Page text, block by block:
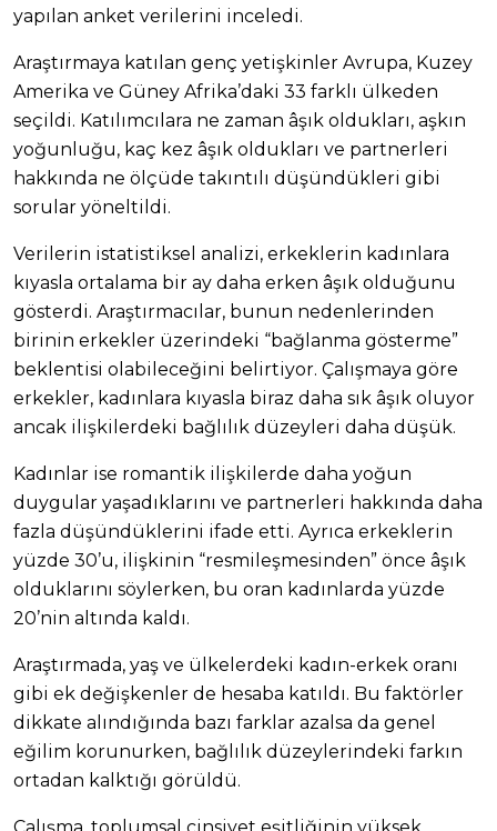
yapılan anket verilerini inceledi.
Araştırmaya katılan genç yetişkinler Avrupa, Kuzey
Amerika ve Güney Afrika’daki 33 farklı ülkeden
seçildi. Katılımcılara ne zaman âşık oldukları, aşkın
yoğunluğu, kaç kez âşık oldukları ve partnerleri
hakkında ne ölçüde takıntılı düşündükleri gibi
sorular yöneltildi.
Verilerin istatistiksel analizi, erkeklerin kadınlara
kıyasla ortalama bir ay daha erken âşık olduğunu
gösterdi. Araştırmacılar, bunun nedenlerinden
birinin erkekler üzerindeki “bağlanma gösterme”
beklentisi olabileceğini belirtiyor. Çalışmaya göre
erkekler, kadınlara kıyasla biraz daha sık âşık oluyor
ancak ilişkilerdeki bağlılık düzeyleri daha düşük.
Kadınlar ise romantik ilişkilerde daha yoğun
duygular yaşadıklarını ve partnerleri hakkında daha
fazla düşündüklerini ifade etti. Ayrıca erkeklerin
yüzde 30’u, ilişkinin “resmileşmesinden” önce âşık
olduklarını söylerken, bu oran kadınlarda yüzde
20’nin altında kaldı.
Araştırmada, yaş ve ülkelerdeki kadın-erkek oranı
gibi ek değişkenler de hesaba katıldı. Bu faktörler
dikkate alındığında bazı farklar azalsa da genel
eğilim korunurken, bağlılık düzeylerindeki farkın
ortadan kalktığı görüldü.
Çalışma, toplumsal cinsiyet eşitliğinin yüksek